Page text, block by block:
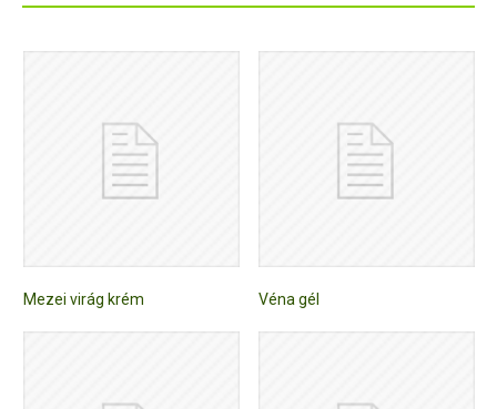
Mezei virág krém Véna gél